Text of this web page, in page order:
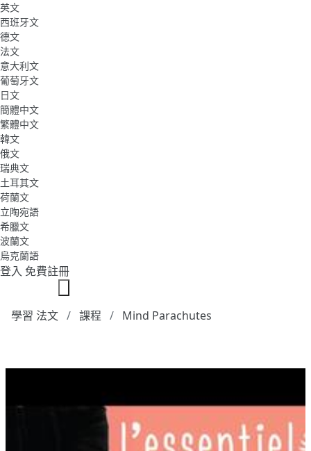
英文
西班牙文
德文
法文
意大利文
葡萄牙文
日文
簡體中文
繁體中文
韓文
俄文
瑞典文
土耳其文
荷蘭文
立陶宛語
希臘文
波蘭文
烏克蘭語
登入 免費註冊
學習 法文 課程 Mind Parachutes